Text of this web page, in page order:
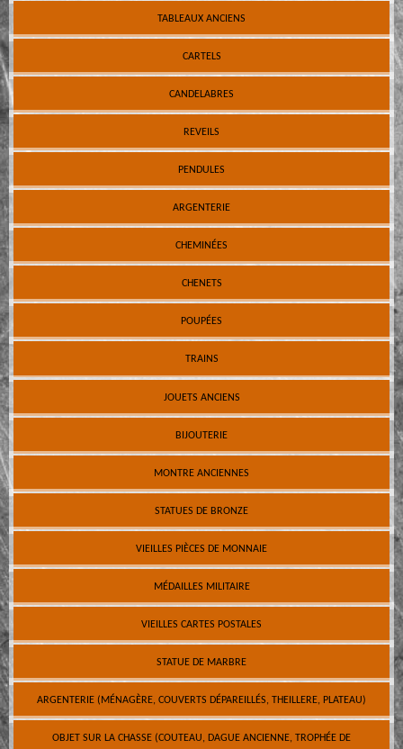
TABLEAUX ANCIENS
CARTELS
CANDELABRES
REVEILS
PENDULES
ARGENTERIE
CHEMINÉES
CHENETS
POUPÉES
TRAINS
JOUETS ANCIENS
BIJOUTERIE
MONTRE ANCIENNES
STATUES DE BRONZE
VIEILLES PIÈCES DE MONNAIE
MÉDAILLES MILITAIRE
VIEILLES CARTES POSTALES
STATUE DE MARBRE
ARGENTERIE (MÉNAGÈRE, COUVERTS DÉPAREILLÉS, THEILLERE, PLATEAU)
OBJET SUR LA CHASSE (COUTEAU, DAGUE ANCIENNE, TROPHÉE DE